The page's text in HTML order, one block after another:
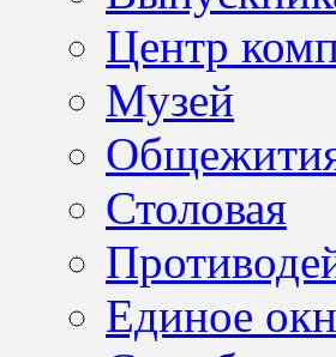
Центр
Музей
Столовая
Единое